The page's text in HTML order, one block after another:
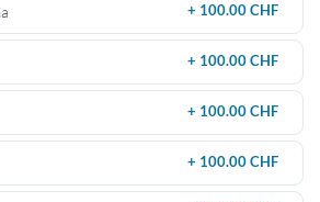
+ 100.00 CHF
+ 100.00 CHF
+ 100.00 CHF
+ 100.00 CHF